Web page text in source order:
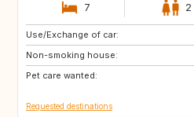
7 2
Use/Exchange of car:
Non-smoking house:
Pet care wanted:
AT
IE
PT
Requested destinations